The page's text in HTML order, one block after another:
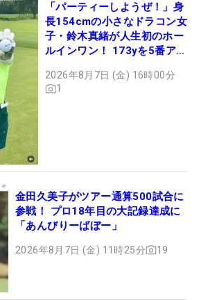
「パーティーしようぜ！」身
長154cmの小さなドラコン女
子・鈴木真緒が人生初のホー
ルインワン！ 173yを5番アイ
2026年8月7日 (金) 16時00分
1
金田久美子がツアー通算500試合に
参戦！ プロ18年目の大記録達成に
「あんびりーばぼー」
2026年8月7日 (金) 11時25分 19